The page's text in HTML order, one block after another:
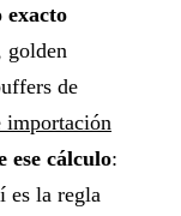
exacto
de
importación
ese cálculo:
es la regla